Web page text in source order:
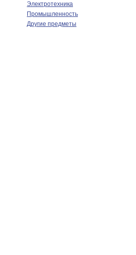
Электротехника
Промышленность
Другие предметы